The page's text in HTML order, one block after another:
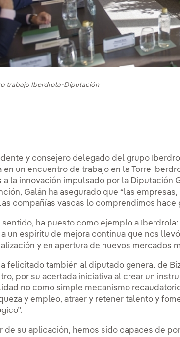
trabajo Iberdrola-Diputación
y consejero delegado del grupo
en un encuentro de trabajo en la Torre
a la innovación impulsado por la Diputación
Galán ha asegurado que “las
compañías vascas lo comprendimos hace
sentido, ha puesto como ejemplo a
a un espíritu de mejora continua que nos
y en apertura de nuevos mercados
felicitado también al diputado general de
por su acertada iniciativa al crear un
no como simple mecanismo
y empleo, atraer y retener talento y
de su aplicación, hemos sido capaces de